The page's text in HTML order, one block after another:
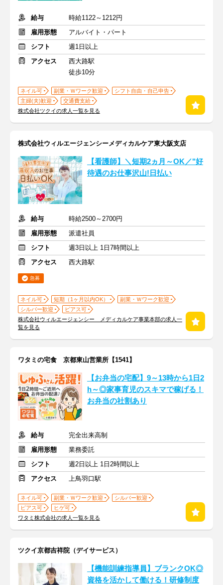
給与
時給1122～1212円
雇用形態
アルバイト・パート
シフト
週1日以上
アクセス
西大路駅
徒歩10分
ネイル可 副業・Ｗワーク歓迎
シフト自由・自己申告
主婦(夫)歓迎
交通費支給
株式会社ツクイの求人一覧を見る
株式会社ウィルエージェンシーメディカルケア東大阪支店
【看護師】＼短期2ヵ月～OK／"好
待遇のお仕事沢山!日払い
給与
時給2500～2700円
雇用形態
派遣社員
シフト
週3日以上 1日7時間以上
アクセス
西大路駅
急募
ネイル可 短期（1ヶ月以内OK）
副業・Ｗワーク歓迎
シルバー歓迎
ピアス可
株式会社ウィルエージェンシー メディカルケア事業本部の求人一
覧を見る
ワタミの宅食 京都東山営業所【1541】
【お弁当の宅配】9～13時から1日2
h～◎家事育児のスキマで稼げる！
お弁当の社割あり
給与
完全出来高制
雇用形態
業務委託
シフト
週2日以上 1日2時間以上
アクセス
上鳥羽口駅
ネイル可 副業・Ｗワーク歓迎
シルバー歓迎
ピアス可
ヒゲ可
ワタミ株式会社の求人一覧を見る
ツクイ京都吉祥院（デイサービス）
【機能訓練指導員】ブランクOK◎
資格を活かして働ける！研修制度